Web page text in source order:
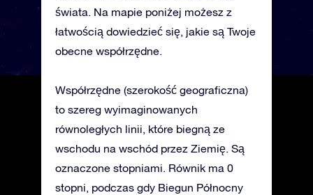
świata. Na mapie poniżej możesz z
łatwością dowiedzieć się, jakie są Twoje
obecne współrzędne.
Współrzędne (szerokość geograficzna)
to szereg wyimaginowanych
równoległych linii, które biegną ze
wschodu na wschód przez Ziemię. Są
oznaczone stopniami. Równik ma 0
stopni, podczas gdy Biegun Północny